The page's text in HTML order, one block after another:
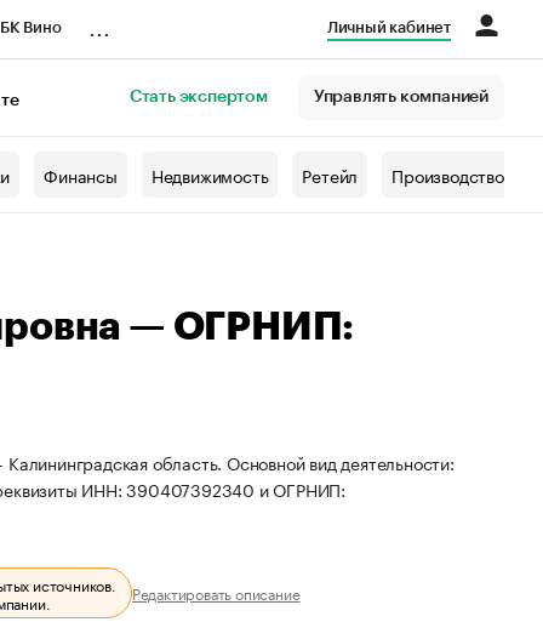
Вино Личный кабинет
Стать экспертом Управлять компанией
Финансы Недвижимость Ретейл Производство
— ОГРНИП:
область. Основной вид деятельности:
ИНН: 390407392340 и ОГРНИП:
источников. Редактировать описание